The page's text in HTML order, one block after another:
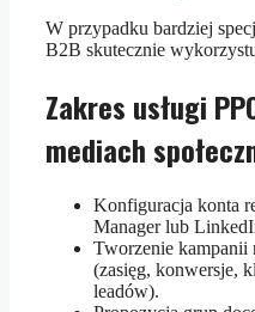
W przypadku bardziej
B2B skutecznie
Zakres usługi
mediach
Konfiguracja konta
Manager lub
Tworzenie kampanii
(zasięg, konwersje,
leadów).